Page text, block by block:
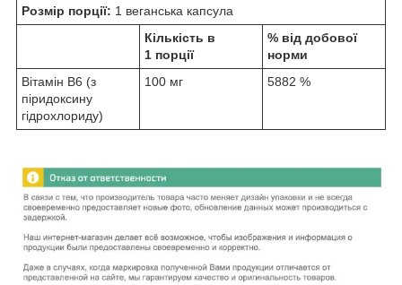
Розмір порції: 1 веганська капсула
Кількість в
1 порції
% від добової
норми
Вітамін B6 (з
піридоксину
гідрохлориду)
100 мг 5882 %